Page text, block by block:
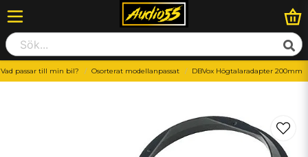
Vad passar till min bil? Osorterat modellanpassat DBVox Högtalaradapter 200mm